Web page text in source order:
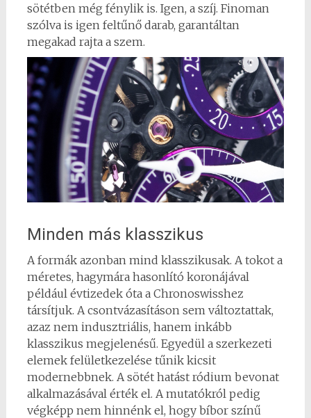
sötétben még fénylik is. Igen, a szíj. Finoman
szólva is igen feltűnő darab, garantáltan
megakad rajta a szem.
Minden más klasszikus
A formák azonban mind klasszikusak. A tokot a
méretes, hagymára hasonlító koronájával
például évtizedek óta a Chronoswisshez
társítjuk. A csontvázasításon sem változtattak,
azaz nem indusztriális, hanem inkább
klasszikus megjelenésű. Egyedül a szerkezeti
elemek felületkezelése tűnik kicsit
modernebbnek. A sötét hatást ródium bevonat
alkalmazásával érték el. A mutatókról pedig
végképp nem hinnénk el, hogy bíbor színű